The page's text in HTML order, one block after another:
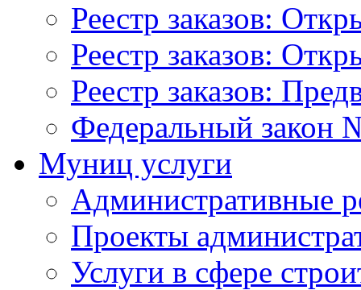
Реестр заказов:
Реестр заказов:
Реестр заказов:
Федеральный закон
Муниц услуги
Административные
Проекты
Услуги в сфере